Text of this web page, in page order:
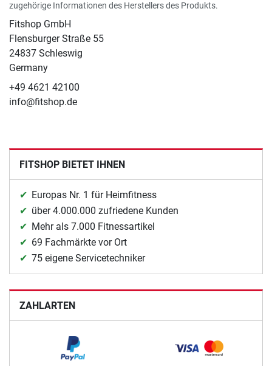
zugehörige Informationen des Herstellers des Produkts.
Fitshop GmbH
Flensburger Straße 55
24837 Schleswig
Germany
+49 4621 42100
info@fitshop.de
FITSHOP BIETET IHNEN
Europas Nr. 1 für Heimfitness
über 4.000.000 zufriedene Kunden
Mehr als 7.000 Fitnessartikel
69 Fachmärkte vor Ort
75 eigene Servicetechniker
ZAHLARTEN